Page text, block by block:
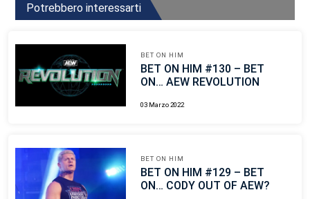
Potrebbero interessarti
BET ON HIM
BET ON HIM #130 – BET
ON… AEW REVOLUTION
03 Marzo 2022
BET ON HIM
BET ON HIM #129 – BET
ON… CODY OUT OF AEW?